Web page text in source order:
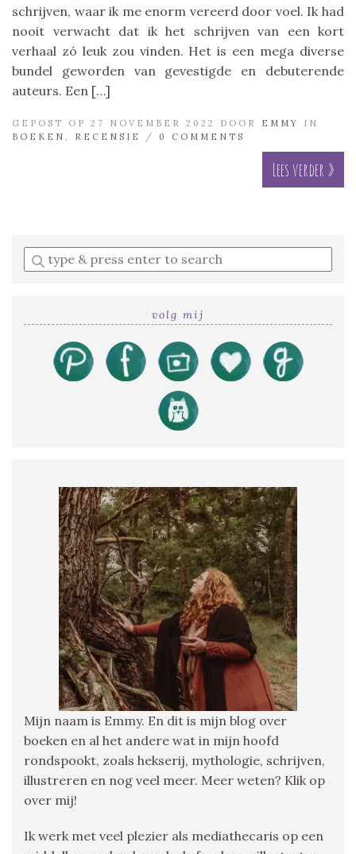
schrijven, waar ik me enorm vereerd door voel. Ik had
nooit verwacht dat ik het schrijven van een kort
verhaal zó leuk zou vinden. Het is een mega diverse
bundel geworden van gevestigde en debuterende
auteurs. Een […]
GEPOST OP 27 NOVEMBER 2022 DOOR EMMY
IN
BOEKEN
RECENSIE / 0 COMMENTS
Lees verder »
Enter
a
volg mij
Mijn naam is Emmy. En dit is mijn blog over
boeken en al het andere wat in mijn hoofd
rondspookt, zoals hekserij, mythologie, schrijven,
illustreren en nog veel meer. Meer weten? Klik op
over mij!
Ik werk met veel plezier als mediathecaris op een